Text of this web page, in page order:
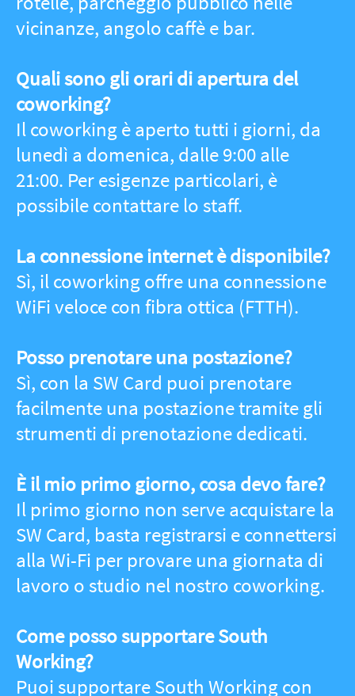
sostenere i progetti e le attività di
Social Green Hub. Ogni contributo,
futuro sostenibile e inclusivo per la
comunità.
Come posso contattare South
Working?
Puoi trovare i contatti direttamente sul
sito ufficiale nella sezione dedicata.
Alcuni campi del modulo di contatto
sono obbligatori per garantire una
Posso contribuire al progetto in altri
modi?
Sì, puoi compilare un modulo online
una visione aggiornata della realtà del
lavoro da remoto nel Sud Italia.
Illustrazioni di
Logo diValeriaAbbate
I nostri Partners